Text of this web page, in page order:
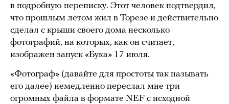
в подробную переписку. Этот человек подтвердил,
что прошлым летом жил в Торезе и действительно
сделал с крыши своего дома несколько
фотографий, на которых, как он считает,
изображен запуск «Бука» 17 июля.
«Фотограф» (давайте для простоты так называть
его далее) немедленно переслал мне три
огромных файла в формате NEF с исходной